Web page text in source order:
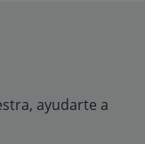
ayudarte a